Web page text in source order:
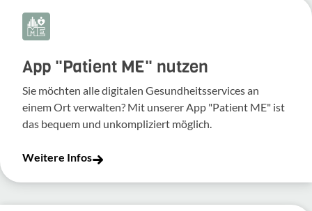
App "Patient ME" nutzen
Sie möchten alle digitalen Gesundheitsservices an
einem Ort verwalten? Mit unserer App "Patient ME" ist
das bequem und unkompliziert möglich.
Weitere Infos